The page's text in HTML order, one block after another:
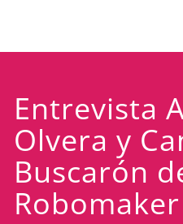
Entrevista
Olvera y
Buscarón
Robomaker